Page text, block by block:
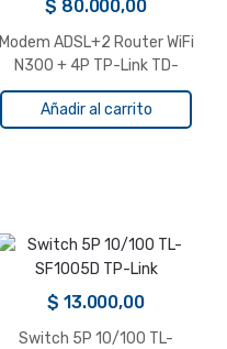
$ 80.000,00
Modem ADSL+2 Router WiFi
N300 + 4P TP-Link TD-
W8961N
Añadir al carrito
$ 13.000,00
Switch 5P 10/100 TL-